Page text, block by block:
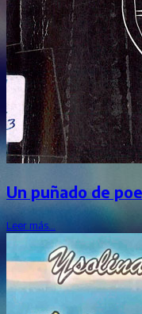
Un puñado de
Leer más…